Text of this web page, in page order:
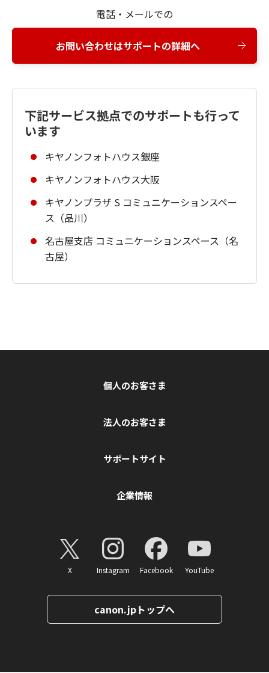
電話・メールでの
お問い合わせはサポートの詳細へ
下記サービス拠点でのサポートも行って
います
キヤノンフォトハウス銀座
キヤノンフォトハウス大阪
キヤノンプラザ S コミュニケーションスペー
ス（品川）
名古屋支店 コミュニケーションスペース（名
古屋）
個人のお客さま
法人のお客さま
サポートサイト
企業情報
X Instagram Facebook YouTube
canon.jpトップへ